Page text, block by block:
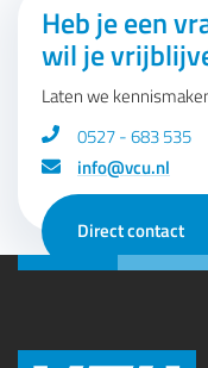
Heb je een
wil je
Laten we
0527 - 683 535
info@vcu.nl
Direct contact